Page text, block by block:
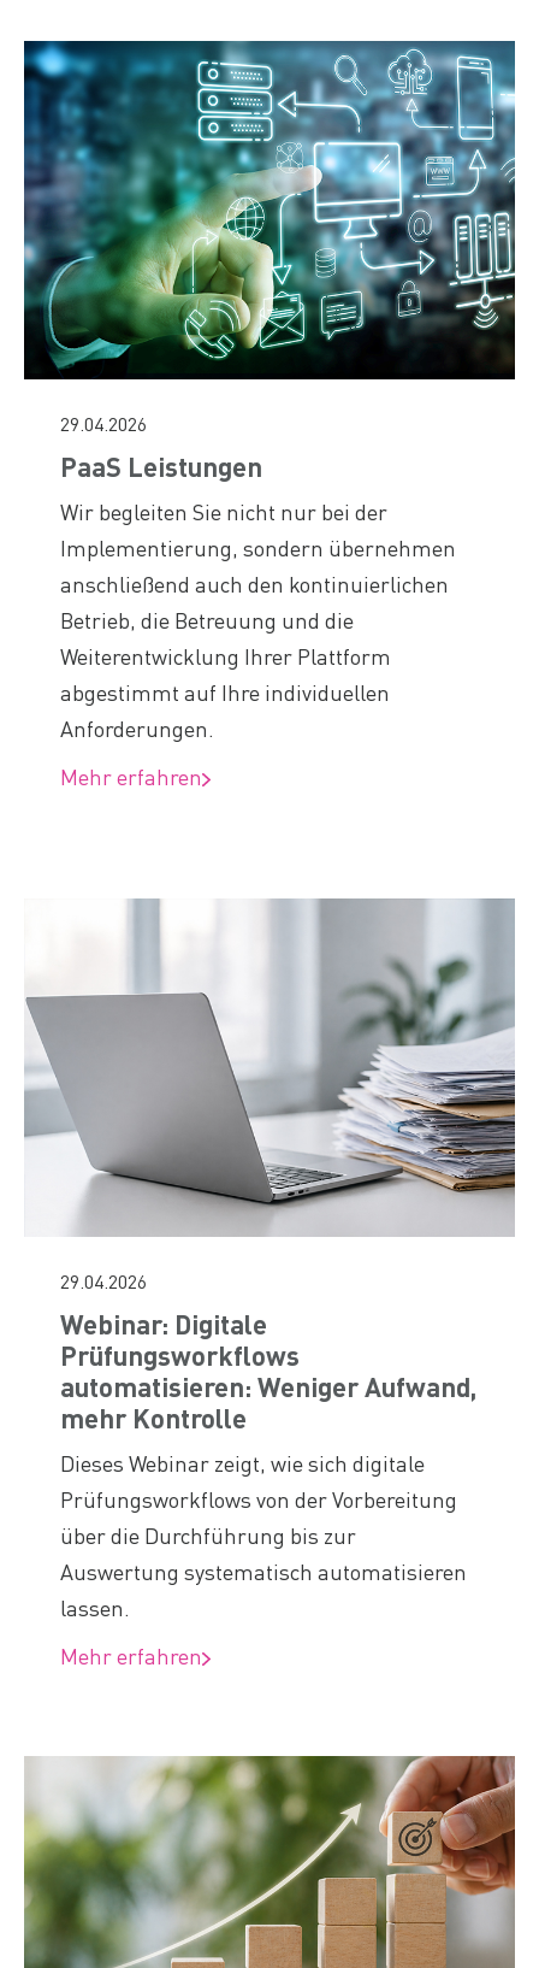
29.04.2026
PaaS Leistungen
Wir begleiten Sie nicht nur bei der
Implementierung, sondern übernehmen
anschließend auch den kontinuierlichen
Betrieb, die Betreuung und die
Weiterentwicklung Ihrer Plattform
abgestimmt auf Ihre individuellen
Anforderungen.
Mehr erfahren
29.04.2026
Webinar: Digitale
Prüfungsworkflows
automatisieren: Weniger Aufwand,
mehr Kontrolle
Dieses Webinar zeigt, wie sich digitale
Prüfungsworkflows von der Vorbereitung
über die Durchführung bis zur
Auswertung systematisch automatisieren
lassen.
Mehr erfahren